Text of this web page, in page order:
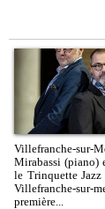
Villefranche-sur-
Mirabassi (piano)
le Trinquette
Villefranche-sur-
première...